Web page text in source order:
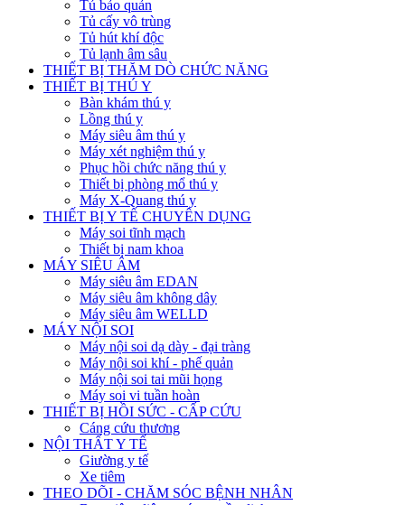
Tủ bảo quản
Tủ cấy vô trùng
Tủ hút khí độc
Tủ lạnh âm sâu
THIẾT BỊ THĂM DÒ CHỨC NĂNG
THIẾT BỊ THÚ Y
Bàn khám thú y
Lồng thú y
Máy siêu âm thú y
Máy xét nghiệm thú y
Phục hồi chức năng thú y
Thiết bị phòng mổ thú y
Máy X-Quang thú y
THIẾT BỊ Y TẾ CHUYÊN DỤNG
Máy soi tĩnh mạch
Thiết bị nam khoa
MÁY SIÊU ÂM
Máy siêu âm EDAN
Máy siêu âm không dây
Máy siêu âm WELLD
MÁY NỘI SOI
Máy nội soi dạ dày - đại tràng
Máy nội soi khí - phế quản
Máy nội soi tai mũi họng
Máy soi vi tuần hoàn
THIẾT BỊ HỒI SỨC - CẤP CỨU
Cáng cứu thương
NỘI THẤT Y TẾ
Giường y tế
Xe tiêm
THEO DÕI - CHĂM SÓC BỆNH NHÂN